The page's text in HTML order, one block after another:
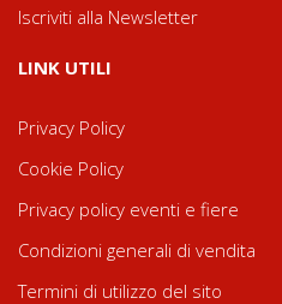
Iscriviti alla Newsletter
LINK UTILI
Privacy Policy
Cookie Policy
Privacy policy eventi e fiere
Condizioni generali di vendita
Termini di utilizzo del sito